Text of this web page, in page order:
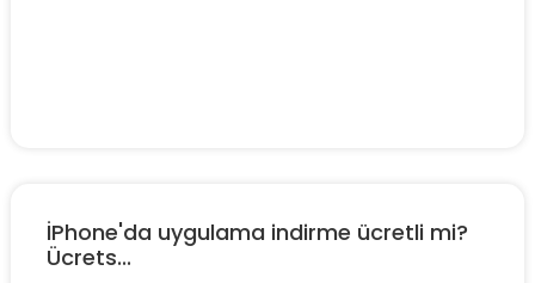
İPhone'da uygulama indirme ücretli mi?
Ücrets...